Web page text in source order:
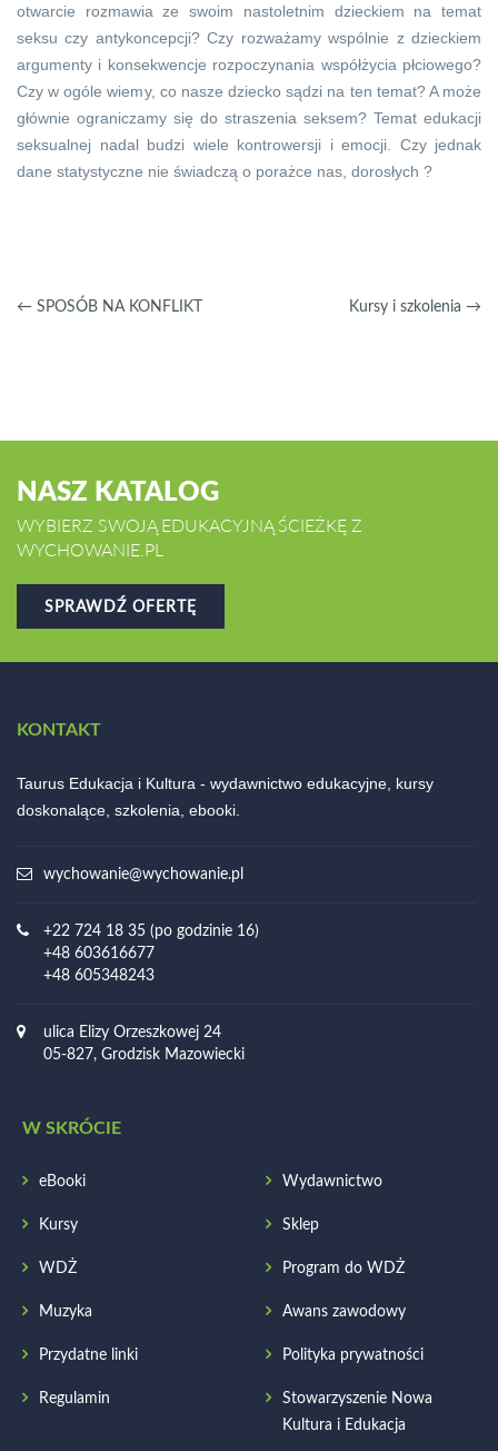
otwarcie rozmawia ze swoim nastoletnim dzieckiem na temat
seksu czy antykoncepcji? Czy rozważamy wspólnie z dzieckiem
argumenty i konsekwencje rozpoczynania współżycia płciowego?
Czy w ogóle wiemy, co nasze dziecko sądzi na ten temat? A może
głównie ograniczamy się do straszenia seksem? Temat edukacji
seksualnej nadal budzi wiele kontrowersji i emocji. Czy jednak
dane statystyczne nie świadczą o porażce nas, dorosłych ?
← SPOSÓB NA KONFLIKT Kursy i szkolenia →
NASZ KATALOG
WYBIERZ SWOJĄ EDUKACYJNĄ ŚCIEŻKĘ Z
WYCHOWANIE.PL
SPRAWDŹ OFERTĘ
KONTAKT
Taurus Edukacja i Kultura - wydawnictwo edukacyjne, kursy
doskonalące, szkolenia, ebooki.
wychowanie@wychowanie.pl
+22 724 18 35 (po godzinie 16)
+48 603616677
+48 605348243
ulica Elizy Orzeszkowej 24
05-827, Grodzisk Mazowiecki
W SKRÓCIE
eBooki Wydawnictwo
Kursy Sklep
WDŻ Program do WDŻ
Muzyka Awans zawodowy
Przydatne linki Polityka prywatności
Regulamin
Stowarzyszenie Nowa
Kultura i Edukacja